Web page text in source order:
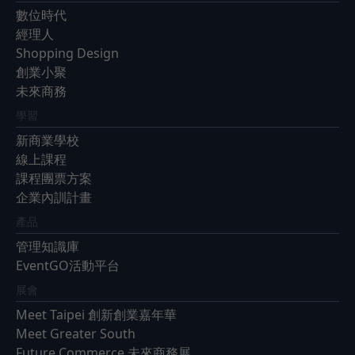
數位時代
經理人
Shopping Design
創業小聚
未來商務
學習
新商業學校
線上課程
課程團票方案
企業內訓計畫
產品
管理知識庫
EventGO活動平台
展會
Meet Taipei 創新創業嘉年華
Meet Greater South